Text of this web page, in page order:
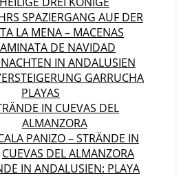
SPAZIERGANG AUF DER
LA MENA – MACENAS
DE NAVIDAD
IN ANDALUSIEN
GARRUCHA
PLAYAS
IN CUEVAS DEL
ALMANZORA
PANIZO – STRÄNDE IN
CUEVAS DEL ALMANZORA
IN ANDALUSIEN: PLAYA